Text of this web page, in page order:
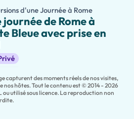
journee-de-rome-a-capri-et-la-
et la Grotte Bleue avec prise en
et découvrez la beauté de
expert, explorez les points forts
flâner sur l'île, faire du shopping
familles et les petits groupes,
d'une Journée à RomeExcursion
de Rome à
Bleue avec prise en
capturent des moments réels de nos visites,
nos hôtes. Tout le contenu est © 2014 - 2026
ou utilisé sous licence. La reproduction non